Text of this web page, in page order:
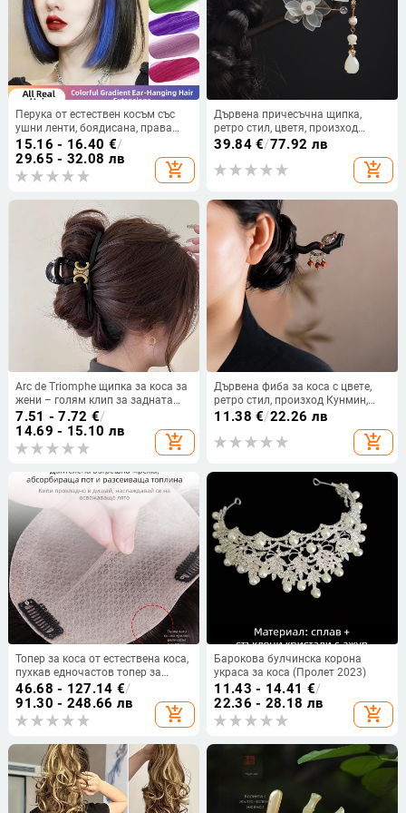
Перука от естествен косъм със
ушни ленти, боядисана, права
коса, едно парче кичури
15.16 - 16.40 €/
29.65 - 32.08 лв
add_shopping_cart
Дървена причесъчна щипка,
ретро стил, цветя, произход
Jiangxi
39.84€/77.92 лв
add_shopping_cart
Arc de Triomphe щипка за коса за
жени – голям клип за задната
част на главата, акула-образна
луксозна щипка
7.51 - 7.72 €/
14.69 - 15.10 лв
add_shopping_cart
Дървена фиба за коса с цвете,
ретро стил, произход Кунмин,
Юнан
11.38 €/22.26 лв
add_shopping_cart
Топер за коса от естествена коса,
пухкав едночастов топер за
дами, с механизъм за обем и
подходящ за боядисване и
къдрене
46.68 - 127.14 €/
91.30 - 248.66 лв
add_shopping_cart
Барокова булчинска корона
украса за коса (Пролет 2023)
11.43 - 14.41 €/
22.36 - 28.18 лв
add_shopping_cart